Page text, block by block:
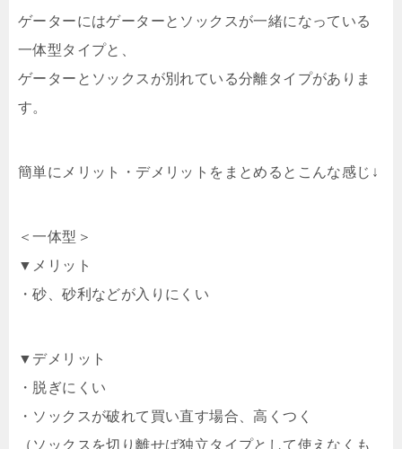
ゲーターにはゲーターとソックスが一緒になっている
一体型タイプと、
ゲーターとソックスが別れている分離タイプがありま
す。
簡単にメリット・デメリットをまとめるとこんな感じ↓
＜一体型＞
▼メリット
・砂、砂利などが入りにくい
▼デメリット
・脱ぎにくい
・ソックスが破れて買い直す場合、高くつく
（ソックスを切り離せば独立タイプとして使えなくも